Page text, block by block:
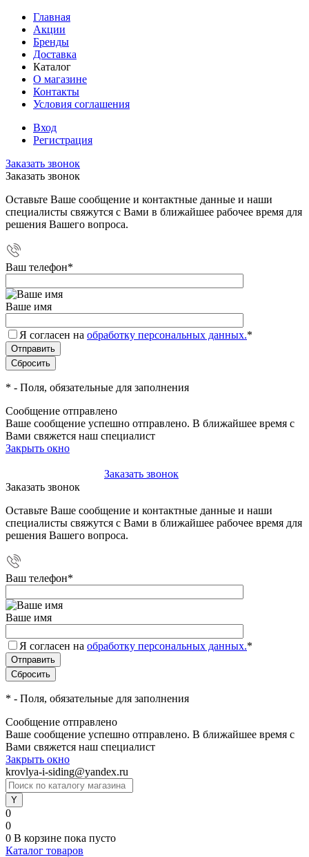
Главная
Акции
Бренды
Доставка
Каталог
О магазине
Контакты
Условия соглашения
Вход
Регистрация
Заказать звонок
Заказать звонок
Оставьте Ваше сообщение и контактные данные и наши
специалисты свяжутся с Вами в ближайшее рабочее время для
решения Вашего вопроса.
Ваш телефон*
Ваше имя
Я согласен на обработку персональных данных.*
* - Поля, обязательные для заполнения
Сообщение отправлено
Ваше сообщение успешно отправлено. В ближайшее время с
Вами свяжется наш специалист
Закрыть окно
Заказать звонок
Заказать звонок
Оставьте Ваше сообщение и контактные данные и наши
специалисты свяжутся с Вами в ближайшее рабочее время для
решения Вашего вопроса.
Ваш телефон*
Ваше имя
Я согласен на обработку персональных данных.*
* - Поля, обязательные для заполнения
Сообщение отправлено
Ваше сообщение успешно отправлено. В ближайшее время с
Вами свяжется наш специалист
Закрыть окно
krovlya-i-siding@yandex.ru
0
0
0 В корзине пока пусто
Каталог товаров